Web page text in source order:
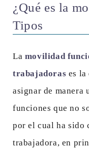
¿Qué es la
Tipos
La movilidad
trabajadoras es la
asignar de manera
funciones que no
por el cual ha sido
trabajadora, en